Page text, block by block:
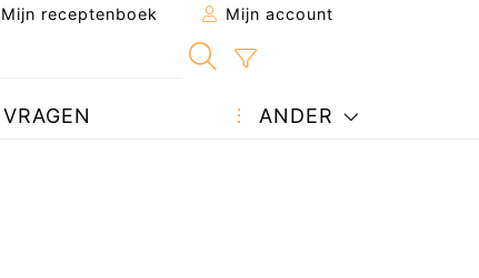
Mijn receptenboek Mijn account
VRAGEN ANDER